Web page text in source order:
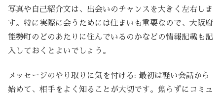
写真や自己紹介文は、出会いのチャンスを大きく左右しま
す。特に実際に会うためには住まいも重要なので、大阪府
能勢町のどのあたりに住んでいるのかなどの情報記載も記
入しておくとよいでしょう。
メッセージのやり取りに気を付ける: 最初は軽い会話から
始めて、相手をよく知ることが大切です。焦らずにコミュ